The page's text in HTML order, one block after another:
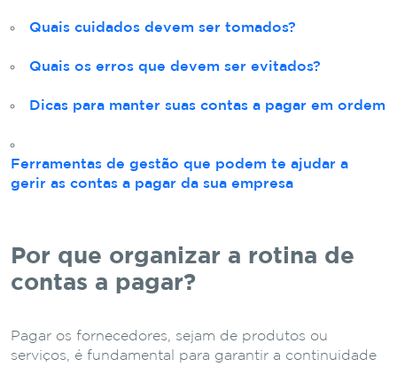
Quais cuidados devem ser tomados?
Quais os erros que devem ser evitados?
Dicas para manter suas contas a pagar em ordem
Ferramentas de gestão que podem te ajudar a
gerir as contas a pagar da sua empresa
Por que organizar a rotina de
contas a pagar?
Pagar os fornecedores, sejam de produtos ou
serviços, é fundamental para garantir a continuidade